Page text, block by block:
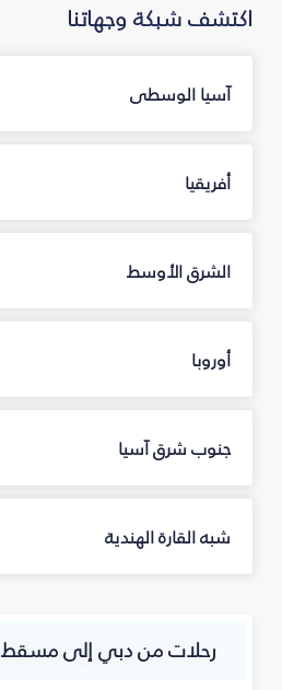
اكتشف شبكة وجهاتنا
آسيا الوسطى
أفريقيا
الشرق الأوسط
أوروبا
جنوب شرق آسيا
شبه القارة الهندية
رحلات من دبي إلى مسقط